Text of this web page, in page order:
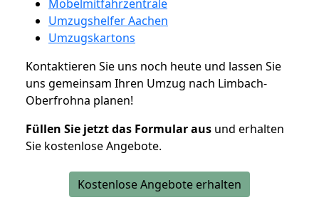
Möbelmitfahrzentrale
Umzugshelfer Aachen
Umzugskartons
Kontaktieren Sie uns noch heute und lassen Sie
uns gemeinsam Ihren Umzug nach Limbach-
Oberfrohna planen!
Füllen Sie jetzt das Formular aus und erhalten
Sie kostenlose Angebote.
Kostenlose Angebote erhalten